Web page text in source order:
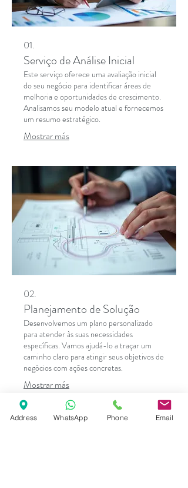
01.
Serviço de Análise Inicial
Este serviço oferece uma avaliação inicial
do seu negócio para identificar áreas de
melhoria e oportunidades de crescimento.
Analisamos seu modelo atual e fornecemos
um resumo estratégico.
Mostrar más
02.
Planejamento de Solução
Desenvolvemos um plano personalizado
para atender às suas necessidades
específicas. Vamos ajudá-lo a traçar um
caminho claro para atingir seus objetivos de
negócios com ações concretas.
Mostrar más
Address WhatsApp Phone Email